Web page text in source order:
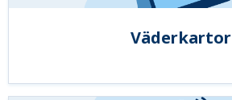
Väderkartor